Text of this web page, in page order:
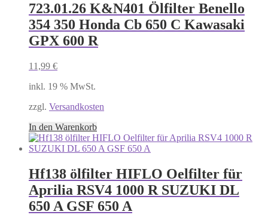
723.01.26 K&N401 Ölfilter Benello
354 350 Honda Cb 650 C Kawasaki
GPX 600 R
11,99 €
inkl. 19 % MwSt.
zzgl. Versandkosten
In den Warenkorb
Hf138 ölfilter HIFLO Oelfilter für
Aprilia RSV4 1000 R SUZUKI DL
650 A GSF 650 A